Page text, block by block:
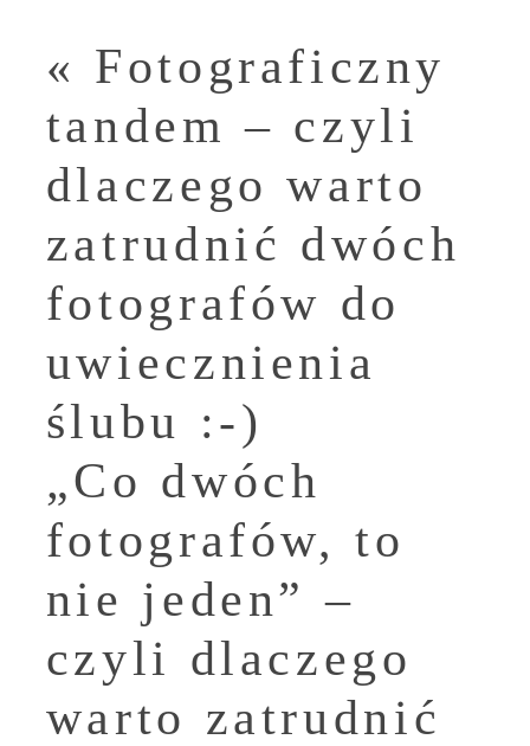
« Fotograficzny
tandem – czyli
dlaczego warto
zatrudnić dwóch
fotografów do
uwiecznienia
ślubu :-)
„Co dwóch
fotografów, to
nie jeden” –
czyli dlaczego
warto zatrudnić